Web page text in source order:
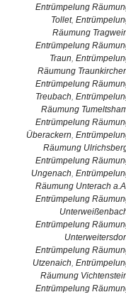
Entrümpelung
Tollet,
Räumung
Entrümpelung
Traun,
Räumung
Entrümpelung
Treubach,
Räumung
Entrümpelung
Überackern,
Räumung
Entrümpelung
Ungenach,
Räumung Unterach
Entrümpelung
Entrümpelung
Entrümpelung
Utzenaich,
Räumung
Entrümpelung